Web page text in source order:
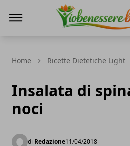
Home Ricette Dietetiche Light
Insalata di
noci
di Redazione11/04/2018